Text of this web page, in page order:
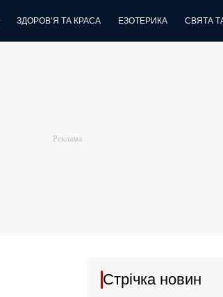
ЗДОРОВ’Я ТА КРАСА ЕЗОТЕРИКА СВЯТА
Стрічка новин